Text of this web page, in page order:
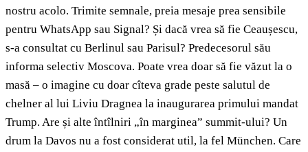
nostru acolo. Trimite semnale, preia mesaje prea sensibile
pentru WhatsApp sau Signal? Și dacă vrea să fie Ceaușescu,
s-a consultat cu Berlinul sau Parisul? Predecesorul său
informa selectiv Moscova. Poate vrea doar să fie văzut la o
masă – o imagine cu doar cîteva grade peste salutul de
chelner al lui Liviu Dragnea la inaugurarea primului mandat
Trump. Are și alte întîlniri „în marginea” summit-ului? Un
drum la Davos nu a fost considerat util, la fel München. Care